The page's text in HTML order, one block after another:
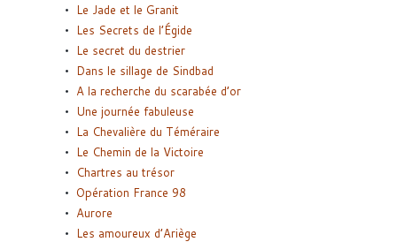
Le Jade et le Granit
Les Secrets de l’Égide
Le secret du destrier
Dans le sillage de Sindbad
A la recherche du scarabée d’or
Une journée fabuleuse
La Chevalière du Téméraire
Le Chemin de la Victoire
Chartres au trésor
Opération France 98
Aurore
Les amoureux d’Ariège